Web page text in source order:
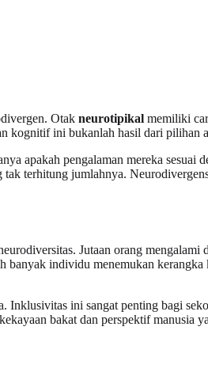
Otak neurotipikal memiliki
kognitif ini bukanlah hasil dari pilihan
apakah pengalaman mereka sesuai
terhitung jumlahnya.
Jutaan orang
individu menemukan
ini sangat penting bagi
bakat dan perspektif manusia